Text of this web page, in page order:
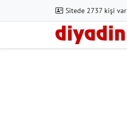
Sitede 2737 kişi var